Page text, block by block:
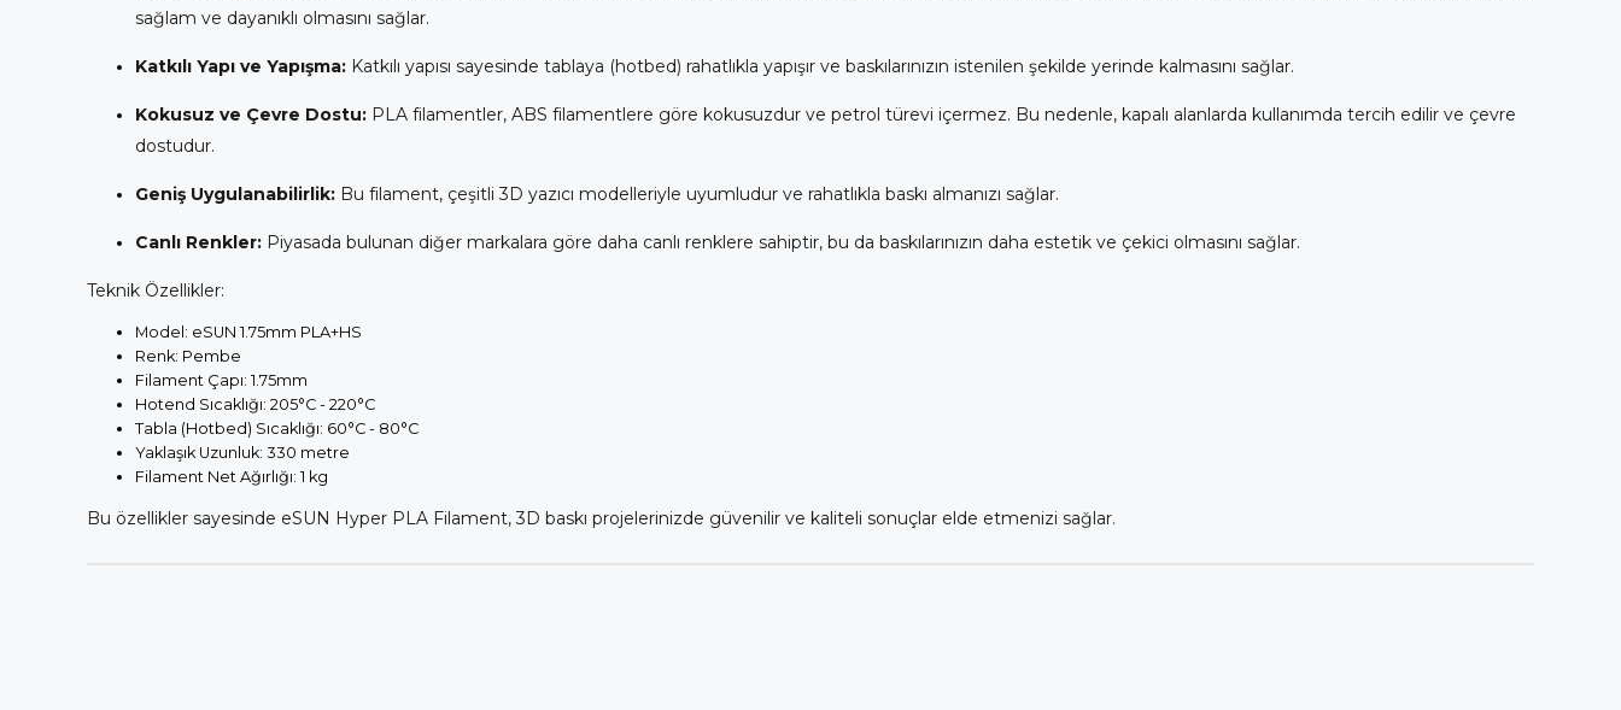
sağlam ve dayanıklı olmasını sağlar.
Katkılı Yapı ve Yapışma: Katkılı yapısı sayesinde tablaya (hotbed) rahatlıkla yapışır ve baskılarınızın istenilen şekilde yerinde kalmasını sağlar.
Kokusuz ve Çevre Dostu: PLA filamentler, ABS filamentlere göre kokusuzdur ve petrol türevi içermez. Bu nedenle, kapalı alanlarda kullanımda tercih edilir ve çevre
dostudur.
Geniş Uygulanabilirlik: Bu filament, çeşitli 3D yazıcı modelleriyle uyumludur ve rahatlıkla baskı almanızı sağlar.
Canlı Renkler: Piyasada bulunan diğer markalara göre daha canlı renklere sahiptir, bu da baskılarınızın daha estetik ve çekici olmasını sağlar.
Teknik Özellikler:
Model: eSUN 1.75mm PLA+HS
Renk: Pembe
Filament Çapı: 1.75mm
Hotend Sıcaklığı: 205°C - 220°C
Tabla (Hotbed) Sıcaklığı: 60°C - 80°C
Yaklaşık Uzunluk: 330 metre
Filament Net Ağırlığı: 1 kg
Bu özellikler sayesinde eSUN Hyper PLA Filament, 3D baskı projelerinizde güvenilir ve kaliteli sonuçlar elde etmenizi sağlar.